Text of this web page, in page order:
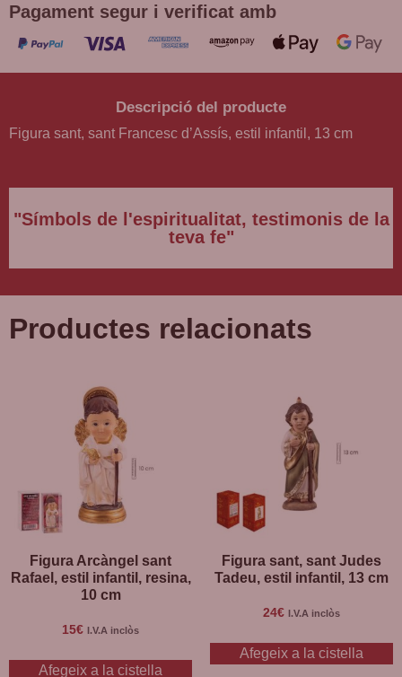
Pagament segur i verificat amb
Descripció del producte
Figura sant, sant Francesc d’Assís, estil infantil, 13 cm
"Símbols de l'espiritualitat, testimonis de la
teva fe"
Productes relacionats
Figura Arcàngel sant
Rafael, estil infantil, resina,
10 cm
15€ I.V.A inclòs
Afegeix a la cistella
Figura sant, sant Judes
Tadeu, estil infantil, 13 cm
24€ I.V.A inclòs
Afegeix a la cistella